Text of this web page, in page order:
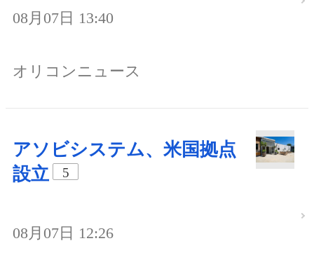
08月07日 13:40
オリコンニュース
アソビシステム、米国拠点
設立
5
08月07日 12:26